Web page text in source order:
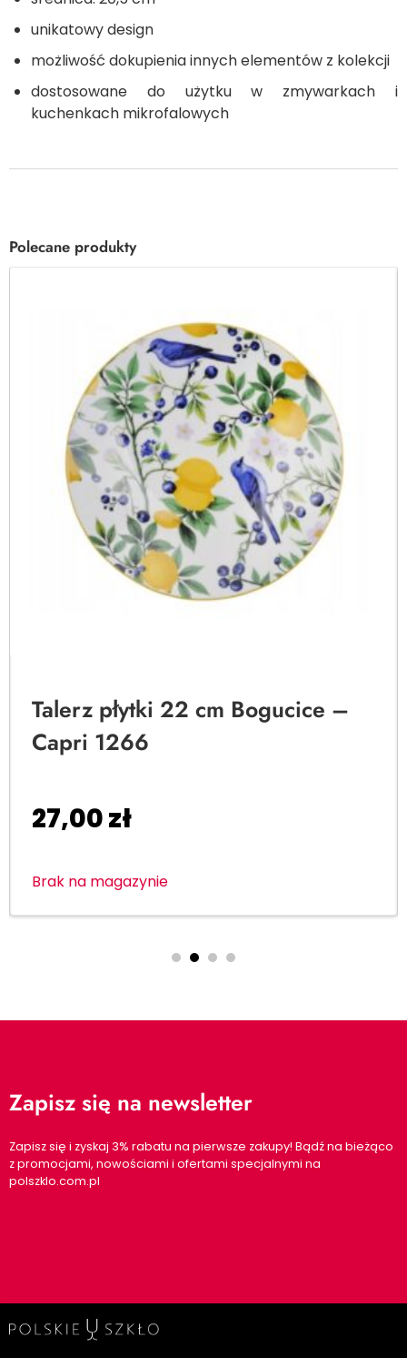
unikatowy design
możliwość dokupienia innych elementów z kolekcji
dostosowane do użytku w zmywarkach i
kuchenkach mikrofalowych
Polecane produkty
Talerz płytki 22 cm Bogucice –
Capri 1266
27,00zł
Brak na magazynie
Zapisz się na newsletter
Zapisz się i zyskaj 3% rabatu na pierwsze zakupy! Bądź na bieżąco
z promocjami, nowościami i ofertami specjalnymi na
polszklo.com.pl